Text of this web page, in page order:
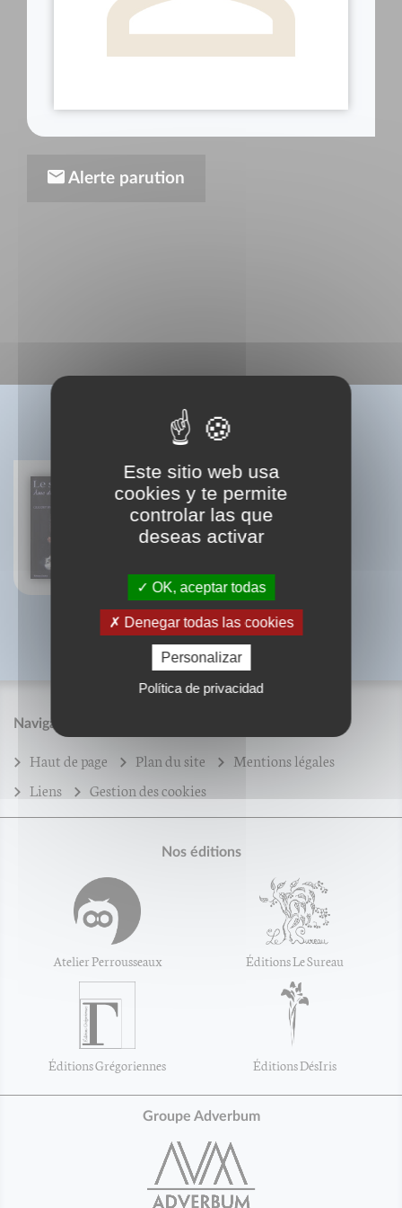
Alerte parution
BIBLIOGRAPHIE
Le sabre japonais
Gregory Irvine
Navigation
Haut de page Plan du site
Mentions légales
Liens
Gestion des cookies
Nos éditions
Atelier Perrousseaux Éditions Le Sureau
Éditions Grégoriennes Éditions DésIris
Groupe Adverbum
Este sitio web usa
cookies y te permite
controlar las que
deseas activar
OK, aceptar todas
Denegar todas las cookies
Personalizar
Política de privacidad